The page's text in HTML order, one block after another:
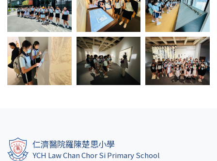
仁濟醫院羅陳楚思小學
YCH Law Chan Chor Si Primary School